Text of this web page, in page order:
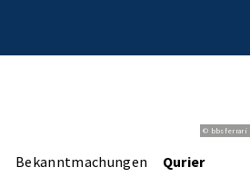
© bbsferrari
Bekanntmachungen Qurier